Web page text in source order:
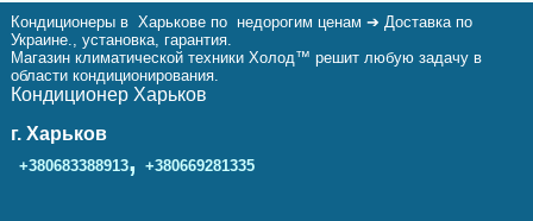
Кондиционеры в Харькове по недорогим ценам ➔ Доставка по
Украине., установка, гарантия.
Магазин климатической техники Холод™ решит любую задачу в
области кондиционирования.
Кондиционер Харьков
г. Харьков
+380683388913, +380669281335